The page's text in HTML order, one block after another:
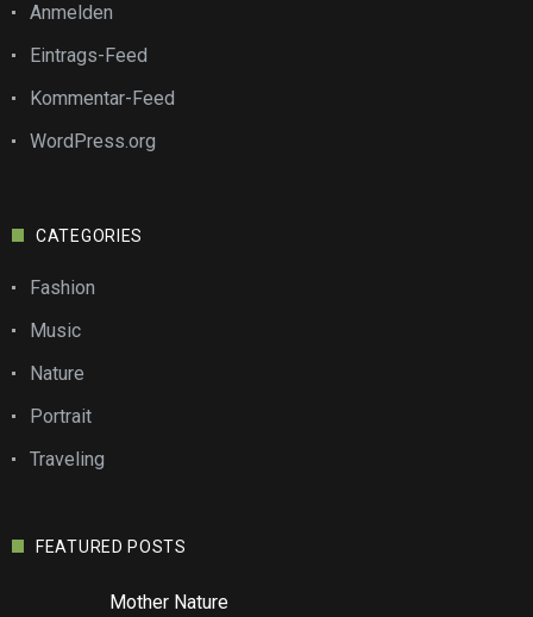
Anmelden
Eintrags-Feed
Kommentar-Feed
WordPress.org
CATEGORIES
Fashion
Music
Nature
Portrait
Traveling
FEATURED POSTS
Mother Nature